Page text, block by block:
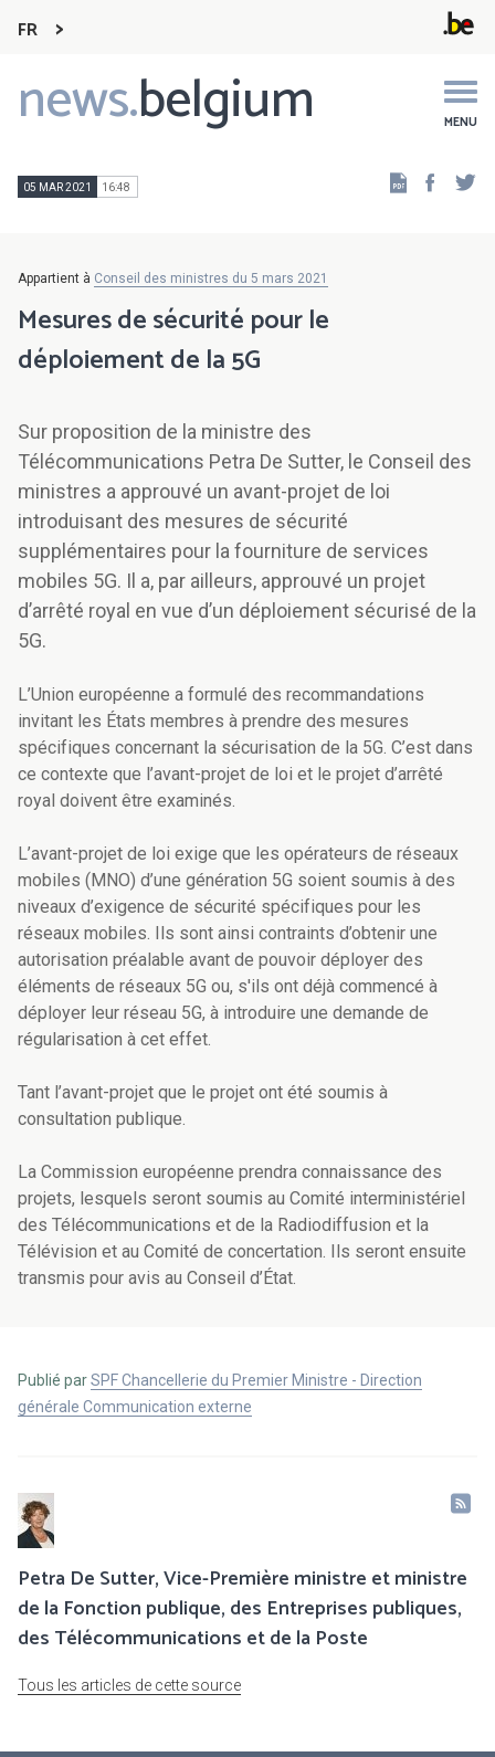
FR
news.belgium MENU
Main
navigation
05 MAR 2021 16:48
Appartient à Conseil des ministres du 5 mars 2021
Mesures de sécurité pour le
déploiement de la 5G
Sur proposition de la ministre des
Télécommunications Petra De Sutter, le Conseil des
ministres a approuvé un avant-projet de loi
introduisant des mesures de sécurité
supplémentaires pour la fourniture de services
mobiles 5G. Il a, par ailleurs, approuvé un projet
d’arrêté royal en vue d’un déploiement sécurisé de la
5G.
L’Union européenne a formulé des recommandations
invitant les États membres à prendre des mesures
spécifiques concernant la sécurisation de la 5G. C’est dans
ce contexte que l’avant-projet de loi et le projet d’arrêté
royal doivent être examinés.
L’avant-projet de loi exige que les opérateurs de réseaux
mobiles (MNO) d’une génération 5G soient soumis à des
niveaux d’exigence de sécurité spécifiques pour les
réseaux mobiles. Ils sont ainsi contraints d’obtenir une
autorisation préalable avant de pouvoir déployer des
éléments de réseaux 5G ou, s'ils ont déjà commencé à
déployer leur réseau 5G, à introduire une demande de
régularisation à cet effet.
Tant l’avant-projet que le projet ont été soumis à
consultation publique.
La Commission européenne prendra connaissance des
projets, lesquels seront soumis au Comité interministériel
des Télécommunications et de la Radiodiffusion et la
Télévision et au Comité de concertation. Ils seront ensuite
transmis pour avis au Conseil d’État.
Publié parSPF Chancellerie du Premier Ministre - Direction
générale Communication externe
Petra De Sutter, Vice-Première ministre et ministre
de la Fonction publique, des Entreprises publiques,
des Télécommunications et de la Poste
Tous les articles de cette source